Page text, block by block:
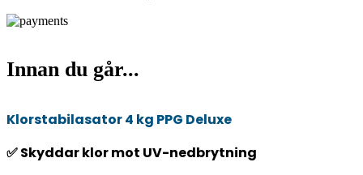
Innan du går...
Klorstabilasator 4 kg PPG Deluxe
✅ Skyddar klor mot UV-nedbrytning